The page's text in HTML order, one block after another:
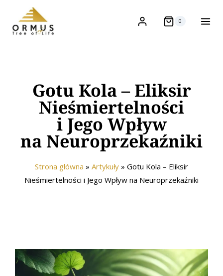
0
Gotu Kola – Eliksir
Nieśmiertelności
i Jego Wpływ
na Neuroprzekaźniki
Strona główna » Artykuły » Gotu Kola – Eliksir
Nieśmiertelności i Jego Wpływ na Neuroprzekaźniki